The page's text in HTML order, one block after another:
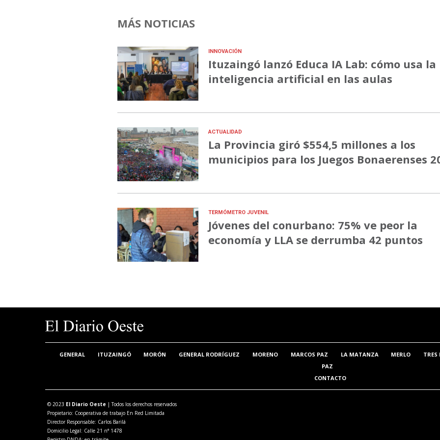
MÁS NOTICIAS
INNOVACIÓN
Ituzaingó lanzó Educa IA Lab: cómo usa la
inteligencia artificial en las aulas
ACTUALIDAD
La Provincia giró $554,5 millones a los
municipios para los Juegos Bonaerenses
TERMÓMETRO JUVENIL
Jóvenes del conurbano: 75% ve peor la
economía y LLA se derrumba 42 puntos
GENERAL ITUZAINGÓ MORÓN GENERAL RODRÍGUEZ MORENO MARCOS PAZ LA MATANZA MERLO
TRES
PAZ
CONTACTO
© 2023 El Diario Oeste | Todos los derechos reservados
Propietario: Cooperativa de trabajo En Red Limitada
Director Responsable: Carlos Barilá
Domicilio Legal: Calle 21 n° 1478